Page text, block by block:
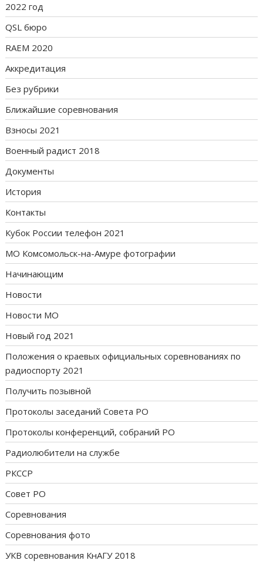
2022 год
QSL бюро
RAEM 2020
Аккредитация
Без рубрики
Ближайшие соревнования
Взносы 2021
Военный радист 2018
Документы
История
Контакты
Кубок России телефон 2021
МО Комсомольск-на-Амуре фотографии
Начинающим
Новости
Новости МО
Новый год 2021
Положения о краевых официальных соревнованиях по
радиоспорту 2021
Получить позывной
Протоколы заседаний Совета РО
Протоколы конференций, собраний РО
Радиолюбители на службе
РКССР
Совет РО
Соревнования
Соревнования фото
УКВ соревнования КнАГУ 2018